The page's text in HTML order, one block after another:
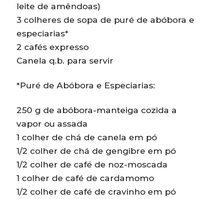
leite de amêndoas)
3 colheres de sopa de puré de abóbora e
especiarias*
2 cafés expresso
Canela q.b. para servir
*Puré de Abóbora e Especiarias:
250 g de abóbora-manteiga cozida a
vapor ou assada
1 colher de chá de canela em pó
1/2 colher de chá de gengibre em pó
1/2 colher de café de noz-moscada
1 colher de café de cardamomo
1/2 colher de café de cravinho em pó